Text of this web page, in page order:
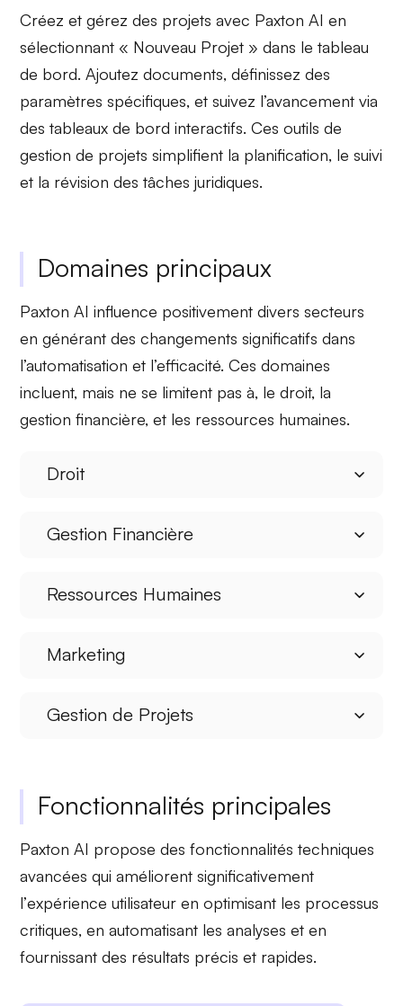
Créez et gérez des projets avec Paxton AI en
sélectionnant « Nouveau Projet » dans le tableau
de bord. Ajoutezdocuments, définissez des
paramètres spécifiques, et suivez l’avancement via
destableaux de bord interactifs. Ces outils de
gestion de projets simplifient la planification, le suivi
et la révision des tâches juridiques.
Domaines principaux
Paxton AI influence positivement diverssecteurs
en générant des changements significatifs dans
l’automatisation et l’efficacité. Ces domaines
incluent, mais ne se limitent pas à, le droit, la
gestion financière, et les ressources humaines.
Droit
Gestion Financière
Ressources Humaines
Marketing
Gestion de Projets
Fonctionnalités principales
Paxton AI propose des fonctionnalités techniques
avancées qui améliorent significativement
l’expérience utilisateur en optimisant les processus
critiques, en automatisant les analyses et en
fournissant des résultats précis et rapides.